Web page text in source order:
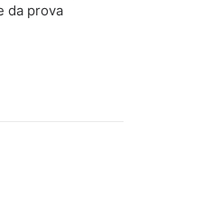
da prova